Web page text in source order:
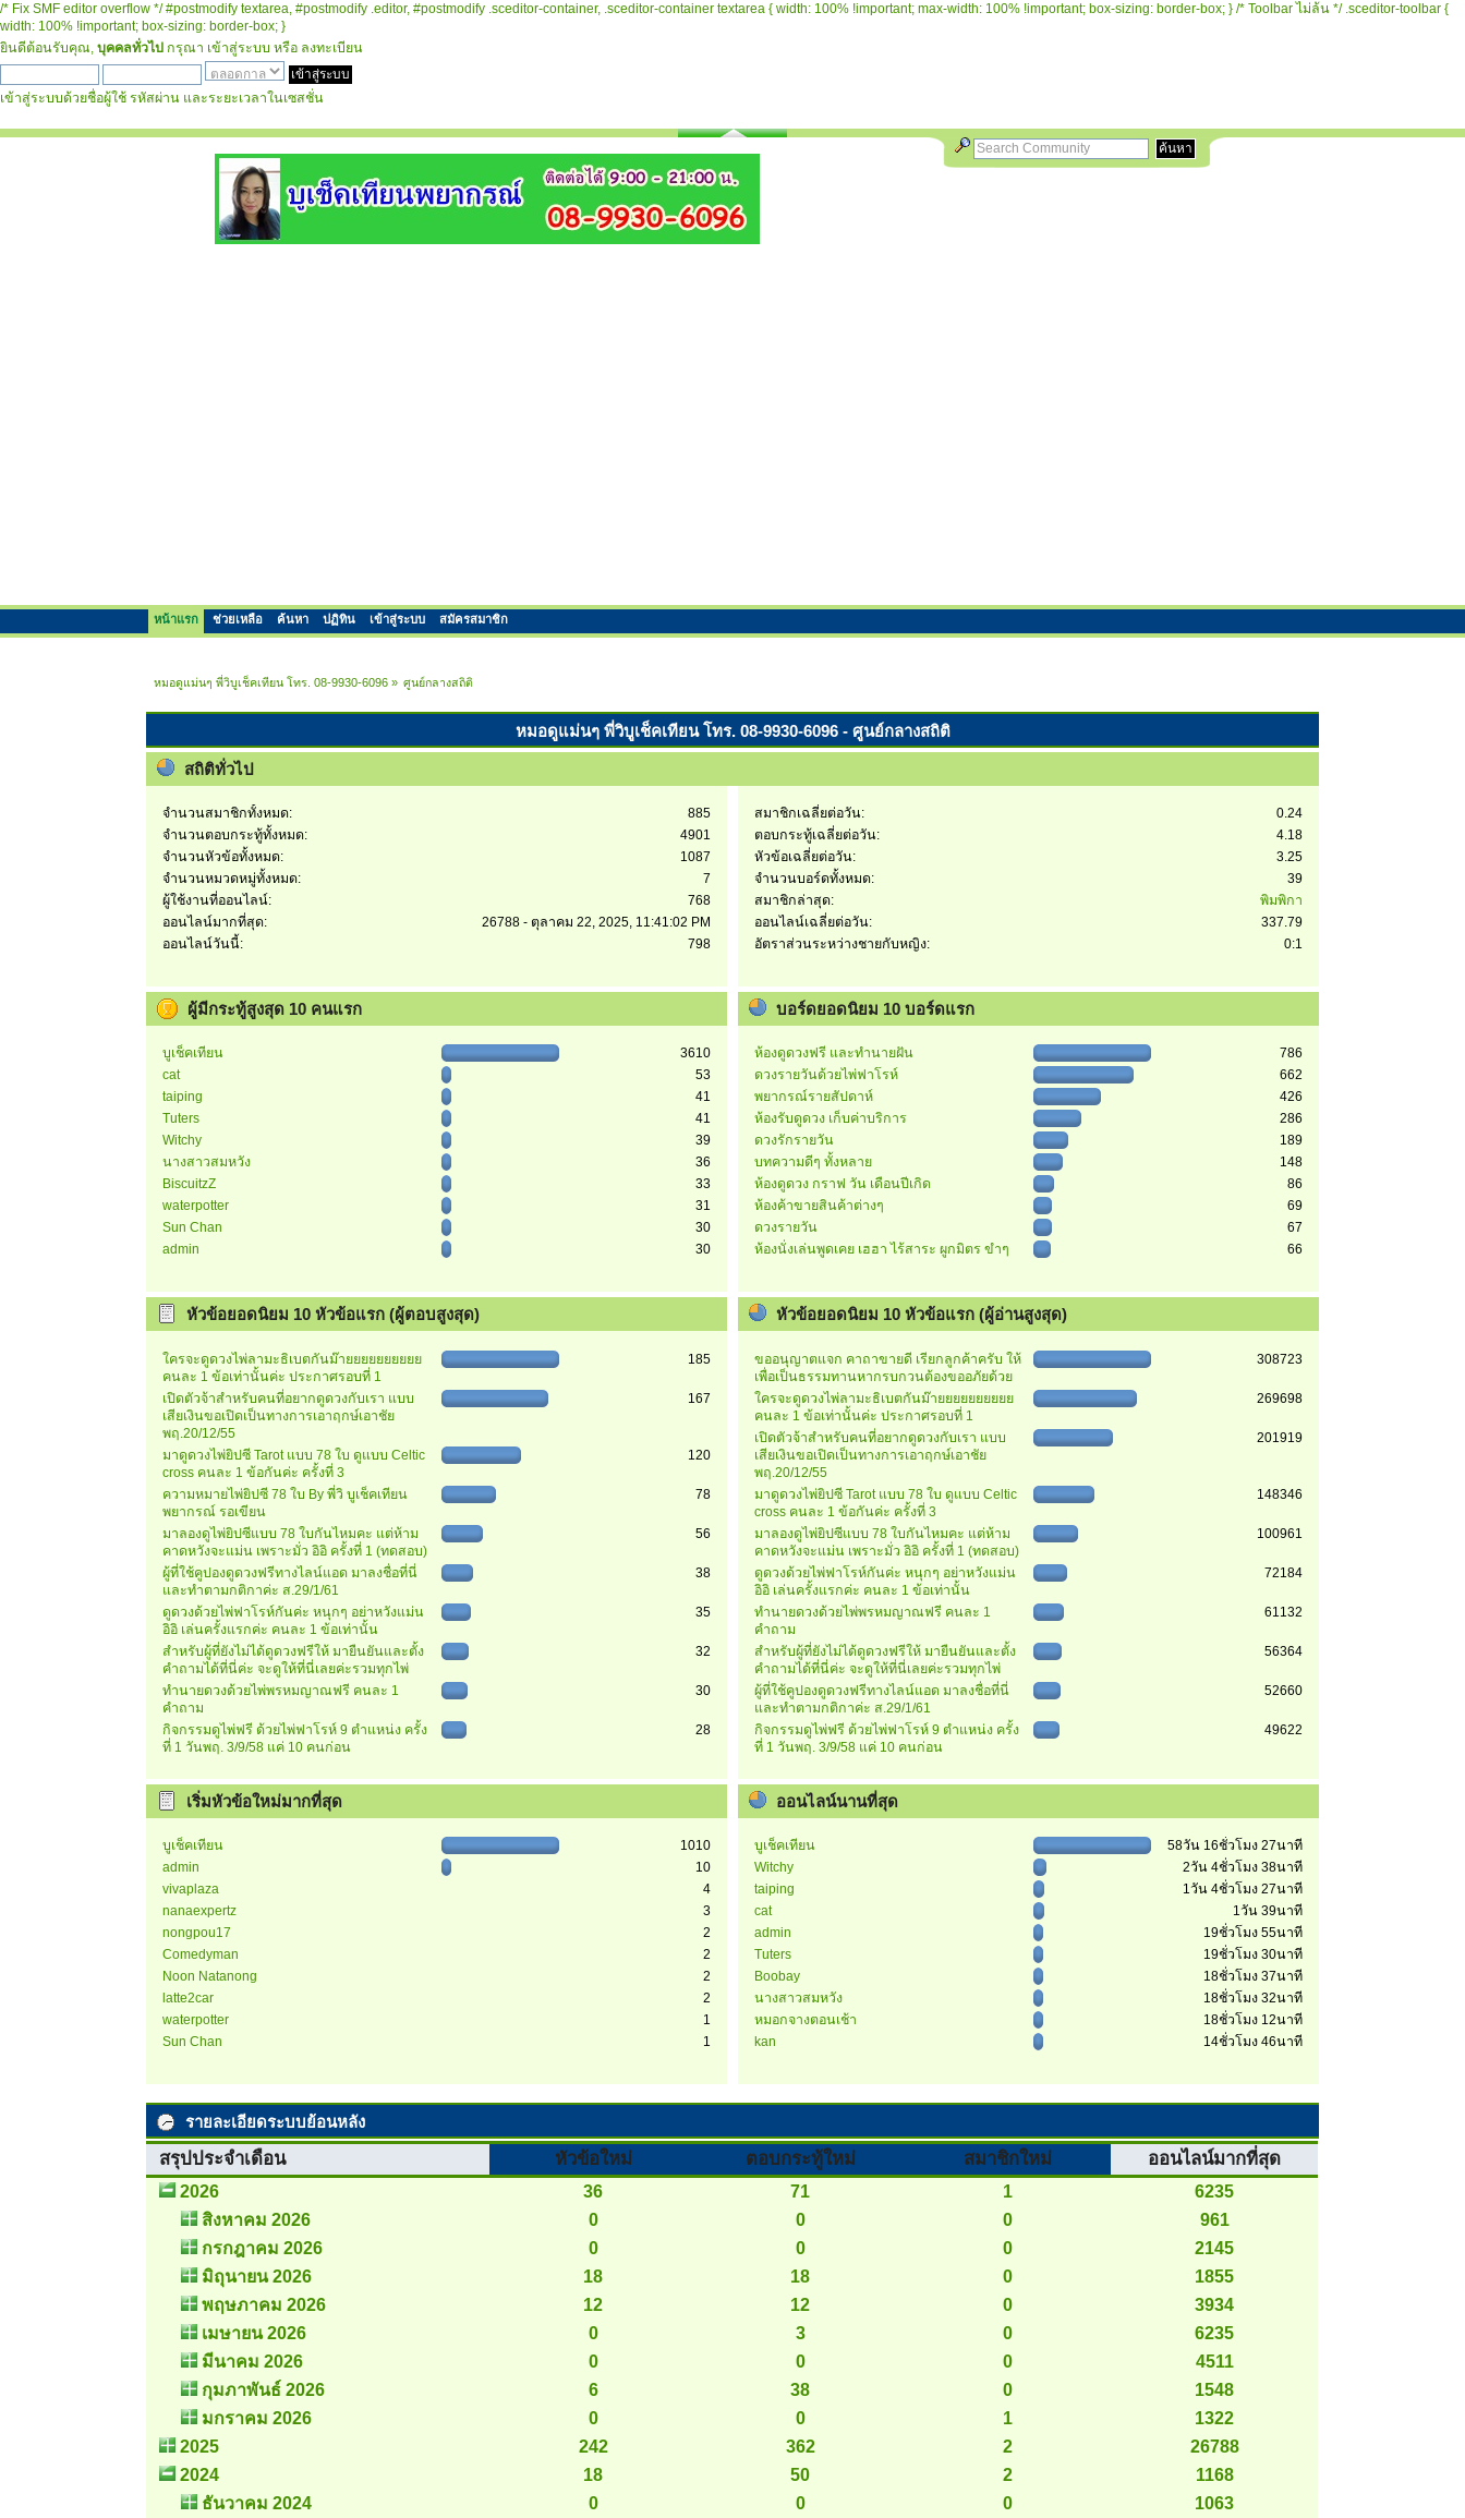
/* Fix SMF editor overflow */ #postmodify textarea, #postmodify .editor, #postmodify .sceditor-container, .sceditor-container textarea { width: 100% !important; max-width: 100% !important; box-sizing: border-box; } /* Toolbar ไม่ล้น */ .sceditor-toolbar {
width: 100% !important; box-sizing: border-box; }
ยินดีต้อนรับคุณ, บุคคลทั่วไป กรุณา เข้าสู่ระบบ หรือ ลงทะเบียน
เข้าสู่ระบบด้วยชื่อผู้ใช้ รหัสผ่าน และระยะเวลาในเซสชั่น
หน้าแรก ช่วยเหลือ ค้นหา ปฏิทิน เข้าสู่ระบบ สมัครสมาชิก
หมอดูแม่นๆ พี่วิบูเช็คเทียน โทร. 08-9930-6096» ศูนย์กลางสถิติ
หมอดูแม่นๆ พี่วิบูเช็คเทียน โทร. 08-9930-6096 - ศูนย์กลางสถิติ
สถิติทั่วไป
จำนวนสมาชิกทั้งหมด:
885
จำนวนตอบกระทู้ทั้งหมด:
4901
จำนวนหัวข้อทั้งหมด:
1087
จำนวนหมวดหมู่ทั้งหมด:
7
ผู้ใช้งานที่ออนไลน์:
768
ออนไลน์มากที่สุด:
26788 - ตุลาคม 22, 2025, 11:41:02 PM
ออนไลน์วันนี้:
798
สมาชิกเฉลี่ยต่อวัน:
0.24
ตอบกระทู้เฉลี่ยต่อวัน:
4.18
หัวข้อเฉลี่ยต่อวัน:
3.25
จำนวนบอร์ดทั้งหมด:
39
สมาชิกล่าสุด:
พิมพิกา
ออนไลน์เฉลี่ยต่อวัน:
337.79
อัตราส่วนระหว่างชายกับหญิง:
0:1
ผู้มีกระทู้สูงสุด 10 คนแรก
บูเช็คเทียน
3610
cat
53
taiping
41
Tuters
41
Witchy
39
นางสาวสมหวัง
36
BiscuitzZ
33
waterpotter
31
Sun Chan
30
admin
30
บอร์ดยอดนิยม 10 บอร์ดแรก
ห้องดูดวงฟรี และทำนายฝัน
786
ดวงรายวันด้วยไพ่ฟาโรห์
662
พยากรณ์รายสัปดาห์
426
ห้องรับดูดวง เก็บค่าบริการ
286
ดวงรักรายวัน
189
บทความดีๆ ทั้งหลาย
148
ห้องดูดวง กราฟ วัน เดือนปีเกิด
86
ห้องค้าขายสินค้าต่างๆ
69
ดวงรายวัน
67
ห้องนั่งเล่นพูดเคย เฮฮา ไร้สาระ ผูกมิตร ขำๆ
66
หัวข้อยอดนิยม 10 หัวข้อแรก (ผู้ตอบสูงสุด)
ใครจะดูดวงไพ่ลามะธิเบตกันม๊ายยยยยยยยยย
คนละ 1 ข้อเท่านั้นค่ะ ประกาศรอบที่ 1
185
เปิดตัวจ้าสำหรับคนที่อยากดูดวงกับเรา แบบ
เสียเงินขอเปิดเป็นทางการเอาฤกษ์เอาชัย
พฤ.20/12/55
167
มาดูดวงไพ่ยิปซี Tarot แบบ 78 ใบ ดูแบบ Celtic
cross คนละ 1 ข้อกันค่ะ ครั้งที่ 3
120
ความหมายไพ่ยิปซี 78 ใบ By พี่วิ บูเช็คเทียน
พยากรณ์ รอเขียน
78
มาลองดูไพ่ยิปซีแบบ 78 ใบกันไหมคะ แต่ห้าม
คาดหวังจะแม่น เพราะมั่ว อิอิ ครั้งที่ 1 (ทดสอบ)
56
ผู้ที่ใช้คูปองดูดวงฟรีทางไลน์แอด มาลงชื่อที่นี่
และทำตามกติกาค่ะ ส.29/1/61
38
ดูดวงด้วยไพ่ฟาโรห์กันค่ะ หนุกๆ อย่าหวังแม่น
อิอิ เล่นครั้งแรกค่ะ คนละ 1 ข้อเท่านั้น
35
สำหรับผู้ที่ยังไม่ได้ดูดวงฟรีให้ มายืนยันและตั้ง
คำถามได้ที่นี่ค่ะ จะดูให้ที่นี่เลยค่ะรวมทุกไพ่
32
ทำนายดวงด้วยไพ่พรหมญาณฟรี คนละ 1
คำถาม
30
กิจกรรมดูไพ่ฟรี ด้วยไพ่ฟาโรห์ 9 ตำแหน่ง ครั้ง
ที่ 1 วันพฤ. 3/9/58 แค่ 10 คนก่อน
28
หัวข้อยอดนิยม 10 หัวข้อแรก (ผู้อ่านสูงสุด)
ขออนุญาตแจก คาถาขายดี เรียกลูกค้าครับ ให้
เพื่อเป็นธรรมทานหากรบกวนต้องขออภัยด้วย
308723
ใครจะดูดวงไพ่ลามะธิเบตกันม๊ายยยยยยยยยย
คนละ 1 ข้อเท่านั้นค่ะ ประกาศรอบที่ 1
269698
เปิดตัวจ้าสำหรับคนที่อยากดูดวงกับเรา แบบ
เสียเงินขอเปิดเป็นทางการเอาฤกษ์เอาชัย
พฤ.20/12/55
201919
มาดูดวงไพ่ยิปซี Tarot แบบ 78 ใบ ดูแบบ Celtic
cross คนละ 1 ข้อกันค่ะ ครั้งที่ 3
148346
มาลองดูไพ่ยิปซีแบบ 78 ใบกันไหมคะ แต่ห้าม
คาดหวังจะแม่น เพราะมั่ว อิอิ ครั้งที่ 1 (ทดสอบ)
100961
ดูดวงด้วยไพ่ฟาโรห์กันค่ะ หนุกๆ อย่าหวังแม่น
อิอิ เล่นครั้งแรกค่ะ คนละ 1 ข้อเท่านั้น
72184
ทำนายดวงด้วยไพ่พรหมญาณฟรี คนละ 1
คำถาม
61132
สำหรับผู้ที่ยังไม่ได้ดูดวงฟรีให้ มายืนยันและตั้ง
คำถามได้ที่นี่ค่ะ จะดูให้ที่นี่เลยค่ะรวมทุกไพ่
56364
ผู้ที่ใช้คูปองดูดวงฟรีทางไลน์แอด มาลงชื่อที่นี่
และทำตามกติกาค่ะ ส.29/1/61
52660
กิจกรรมดูไพ่ฟรี ด้วยไพ่ฟาโรห์ 9 ตำแหน่ง ครั้ง
ที่ 1 วันพฤ. 3/9/58 แค่ 10 คนก่อน
49622
เริ่มหัวข้อใหม่มากที่สุด
บูเช็คเทียน
1010
admin
10
vivaplaza
4
nanaexpertz
3
nongpou17
2
Comedyman
2
Noon Natanong
2
latte2car
2
waterpotter
1
Sun Chan
1
ออนไลน์นานที่สุด
บูเช็คเทียน
58วัน 16ชั่วโมง 27นาที
Witchy
2วัน 4ชั่วโมง 38นาที
taiping
1วัน 4ชั่วโมง 27นาที
cat
1วัน 39นาที
admin
19ชั่วโมง 55นาที
Tuters
19ชั่วโมง 30นาที
Boobay
18ชั่วโมง 37นาที
นางสาวสมหวัง
18ชั่วโมง 32นาที
หมอกจางตอนเช้า
18ชั่วโมง 12นาที
kan
14ชั่วโมง 46นาที
รายละเอียดระบบย้อนหลัง
สรุปประจำเดือน หัวข้อใหม่ ตอบกระทู้ใหม่ สมาชิกใหม่ ออนไลน์มากที่สุด
2026 36 71 1
6235
สิงหาคม 2026
0 0 0
961
กรกฎาคม 2026
0 0 0
2145
มิถุนายน 2026
18 18 0
1855
พฤษภาคม 2026
12 12 0
3934
เมษายน 2026
0 3 0
6235
มีนาคม 2026
0 0 0
4511
กุมภาพันธ์ 2026
6 38 0
1548
มกราคม 2026
0 0 1
1322
2025
242 362 2
26788
2024
18 50 2
1168
ธันวาคม 2024
0 0 0
1063